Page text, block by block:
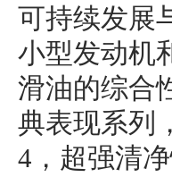
可持续发展
小型发动机
滑油的综合
典表现系列
4，超强清